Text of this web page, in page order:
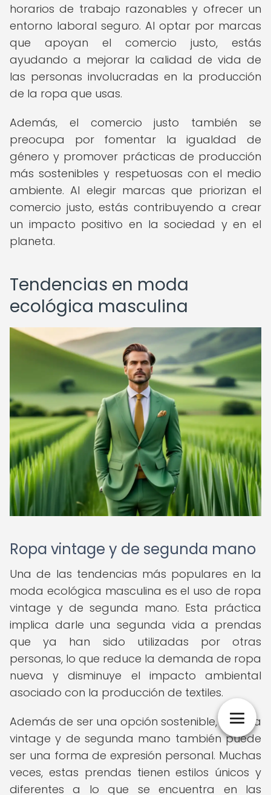
horarios de trabajo razonables y ofrecer un
entorno laboral seguro. Al optar por marcas
que apoyan el comercio justo, estás
ayudando a mejorar la calidad de vida de
las personas involucradas en la producción
de la ropa que usas.
Además, el comercio justo también se
preocupa por fomentar la igualdad de
género y promover prácticas de producción
más sostenibles y respetuosas con el medio
ambiente. Al elegir marcas que priorizan el
comercio justo, estás contribuyendo a crear
un impacto positivo en la sociedad y en el
planeta.
Tendencias en moda
ecológica masculina
Ropa vintage y de segunda mano
Una de las tendencias más populares en la
moda ecológica masculina es el uso de ropa
vintage y de segunda mano. Esta práctica
implica darle una segunda vida a prendas
que ya han sido utilizadas por otras
personas, lo que reduce la demanda de ropa
nueva y disminuye el impacto ambiental
asociado con la producción de textiles.
Además de ser una opción sostenible, la ropa
vintage y de segunda mano también puede
ser una forma de expresión personal. Muchas
veces, estas prendas tienen estilos únicos y
diferentes a lo que se encuentra en las